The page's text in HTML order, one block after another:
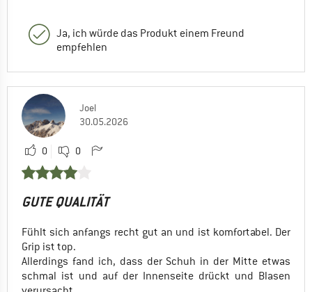
Ja, ich würde das Produkt einem Freund
empfehlen
Joel
30.05.2026
0 0
GUTE QUALITÄT
Fühlt sich anfangs recht gut an und ist komfortabel. Der
Grip ist top.
Allerdings fand ich, dass der Schuh in der Mitte etwas
schmal ist und auf der Innenseite drückt und Blasen